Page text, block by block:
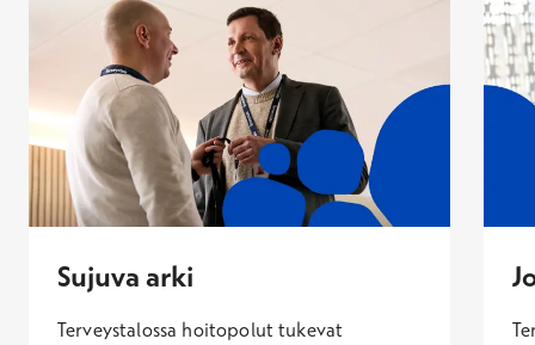
Sujuva arki
Terveystalossa hoitopolut tukevat